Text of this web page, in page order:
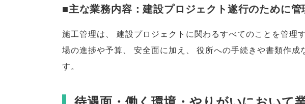
■主な業務内容：建設プロジェクト遂行のために
施工管理は、 建設プロジェクトに関わるすべてのことを管理
場の進捗や予算、 安全面に加え 、
役所への手続きや書類作成
す。